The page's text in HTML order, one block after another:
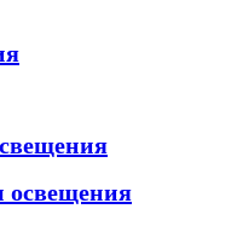
освещения